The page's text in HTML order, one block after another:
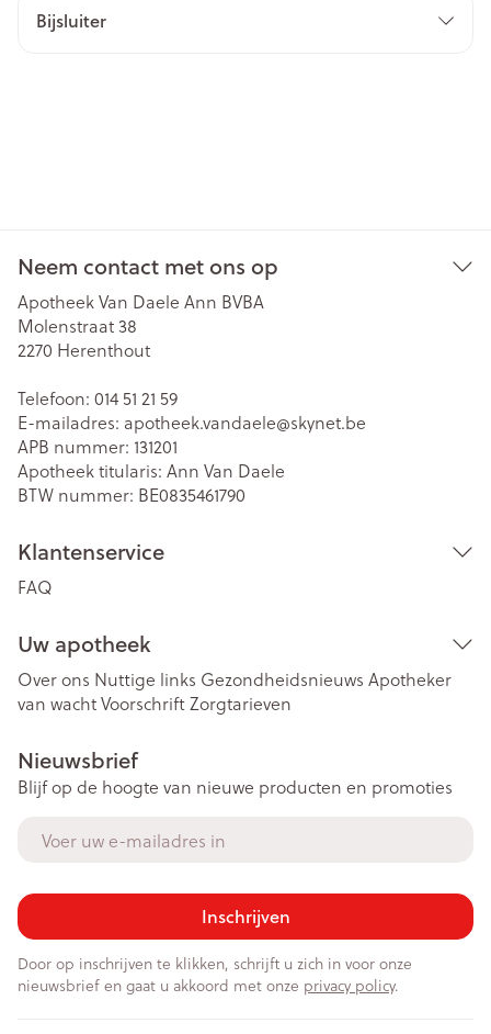
Bijsluiter
Neem contact met ons op
Apotheek Van Daele Ann BVBA
Molenstraat 38
2270 Herenthout
Telefoon: 014 51 21 59
E-mailadres: apotheek.vandaele@skynet.be
APB nummer: 131201
Apotheek titularis: Ann Van Daele
BTW nummer: BE0835461790
Klantenservice
FAQ
Uw apotheek
Over ons Nuttige links Gezondheidsnieuws Apotheker
van wachtVoorschriftZorgtarieven
Nieuwsbrief
Blijf op de hoogte van nieuwe producten en promoties
Inschrijven
Door op inschrijven te klikken, schrijft u zich in voor onze
nieuwsbrief en gaat u akkoord met onze privacy policy.